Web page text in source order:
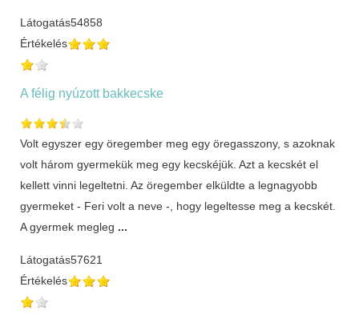
Látogatás54858
Értékelés
A félig nyúzott bakkecske
Volt egyszer egy öregember meg egy öregasszony, s azoknak
volt három gyermekük meg egy kecskéjük. Azt a kecskét el
kellett vinni legeltetni. Az öregember elküldte a legnagyobb
gyermeket - Feri volt a neve -, hogy legeltesse meg a kecskét.
A gyermek megleg ...
Látogatás57621
Értékelés